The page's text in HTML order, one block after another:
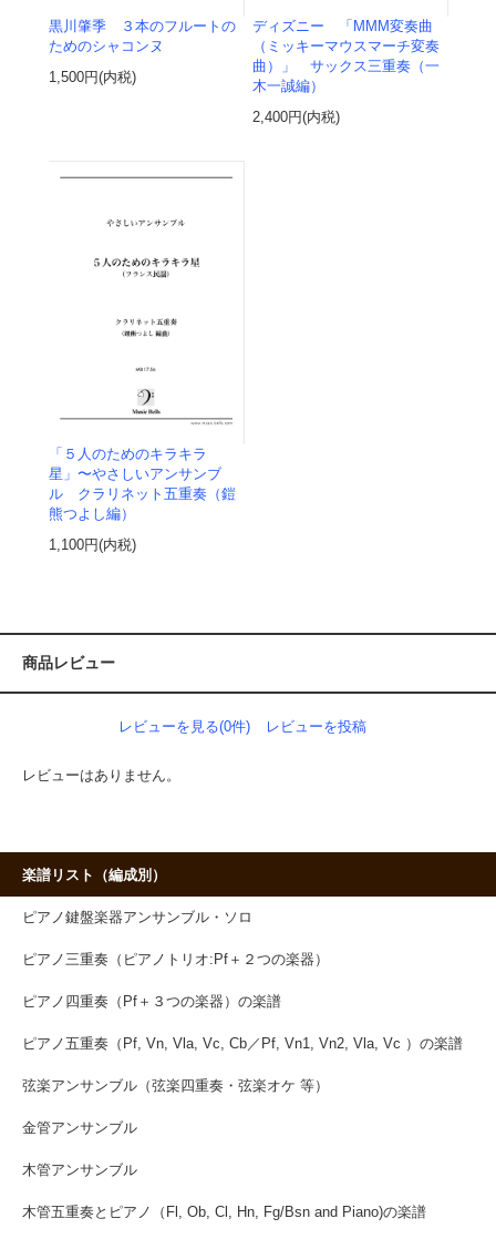
黒川肇季 ３本のフルートの
ためのシャコンヌ
1,500円(内税)
ディズニー 「MMM変奏曲
（ミッキーマウスマーチ変奏
曲）」 サックス三重奏（一
木一誠編）
2,400円(内税)
「５人のためのキラキラ
星」〜やさしいアンサンブ
ル クラリネット五重奏（鎧
熊つよし編）
1,100円(内税)
商品レビュー
レビューを見る(0件) レビューを投稿
レビューはありません。
楽譜リスト（編成別）
ピアノ鍵盤楽器アンサンブル・ソロ
ピアノ三重奏（ピアノトリオ:Pf＋２つの楽器）
ピアノ四重奏（Pf＋３つの楽器）の楽譜
ピアノ五重奏（Pf, Vn, Vla, Vc, Cb／Pf, Vn1, Vn2, Vla, Vc ）の楽譜
弦楽アンサンブル（弦楽四重奏・弦楽オケ 等）
金管アンサンブル
木管アンサンブル
木管五重奏とピアノ（Fl, Ob, Cl, Hn, Fg/Bsn and Piano)の楽譜